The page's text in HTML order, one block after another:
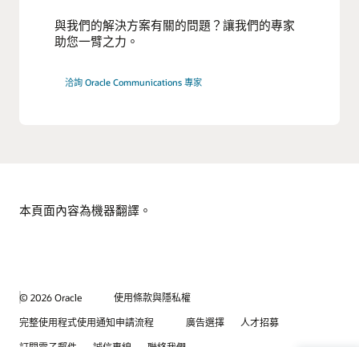
與我們的解決方案有關的問題？讓我們的專家
助您一臂之力。
洽詢 Oracle Communications 專家
本頁面內容為機器翻譯。
© 2026 Oracle
使用條款與隱私權
完整使用程式使用通知申請流程
廣告選擇
人才招募